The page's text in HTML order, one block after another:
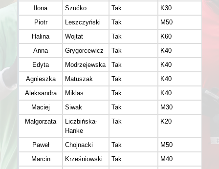
Ilona
Szućko Tak
K30
Piotr
Leszczyński Tak
M50
Halina
Wojtat Tak
K60
Anna
Grygorcewicz Tak
K40
Edyta
Modrzejewska Tak
K40
Agnieszka
Matuszak Tak
K40
Aleksandra
Miklas Tak
K40
Maciej
Siwak Tak
M30
Małgorzata
Liczbińska-
Hanke
Tak K20
Paweł Chojnacki Tak
M50
Marcin
Krześniowski Tak
M40